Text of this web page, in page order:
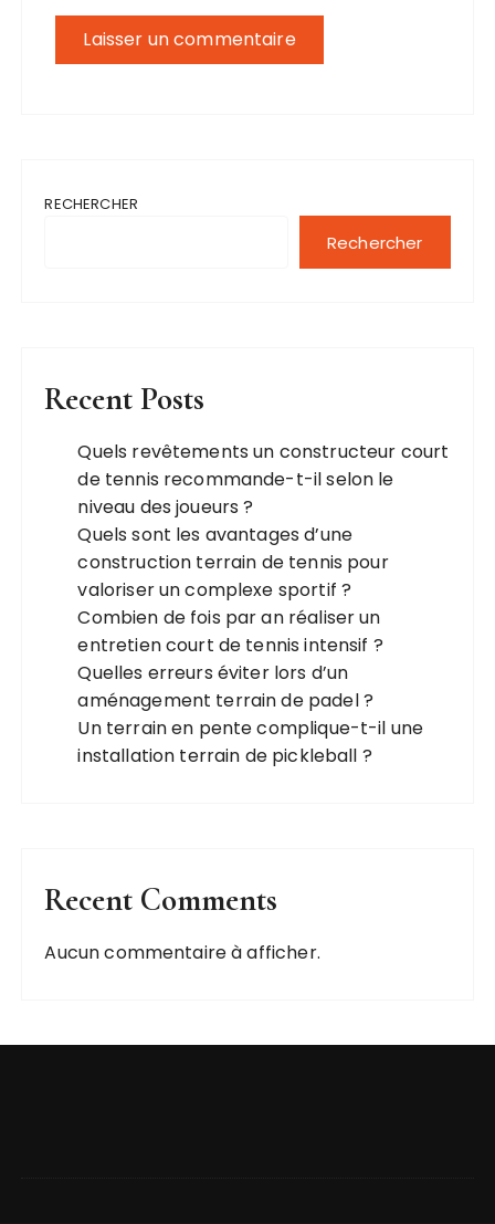
RECHERCHER
Rechercher
Recent Posts
Quels revêtements un constructeur court
de tennis recommande-t-il selon le
niveau des joueurs ?
Quels sont les avantages d’une
construction terrain de tennis pour
valoriser un complexe sportif ?
Combien de fois par an réaliser un
entretien court de tennis intensif ?
Quelles erreurs éviter lors d’un
aménagement terrain de padel ?
Un terrain en pente complique-t-il une
installation terrain de pickleball ?
Recent Comments
Aucun commentaire à afficher.